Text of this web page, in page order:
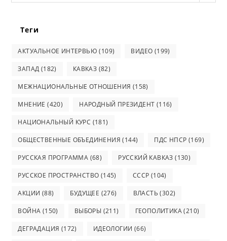
Теги
АКТУАЛЬНОЕ ИНТЕРВЬЮ (109) ВИДЕО (199)
ЗАПАД (182) КАВКАЗ (82)
МЕЖНАЦИОНАЛЬНЫЕ ОТНОШЕНИЯ (158)
МНЕНИЕ (420) НАРОДНЫЙ ПРЕЗИДЕНТ (116)
НАЦИОНАЛЬНЫЙ КУРС (181)
ОБЩЕСТВЕННЫЕ ОБЪЕДИНЕНИЯ (144) ПДС НПСР (169)
РУССКАЯ ПРОГРАММА (68) РУССКИЙ КАВКАЗ (130)
РУССКОЕ ПРОСТРАНСТВО (145) СССР (104)
АКЦИИ (88) БУДУЩЕЕ (276) ВЛАСТЬ (302)
ВОЙНА (150) ВЫБОРЫ (211) ГЕОПОЛИТИКА(210)
ДЕГРАДАЦИЯ (172) ИДЕОЛОГИИ (66)